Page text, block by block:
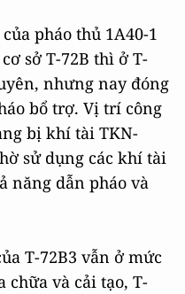
pháo thủ 1А40-1
sở Т-72B thì ở T-
nhưng nay đóng
bổ trợ. Vị trí công
bị khí tài TKN-
sử dụng các khí tài
năng dẫn pháo và
T-72B3 vẫn ở mức
chữa và cải tạo, T-